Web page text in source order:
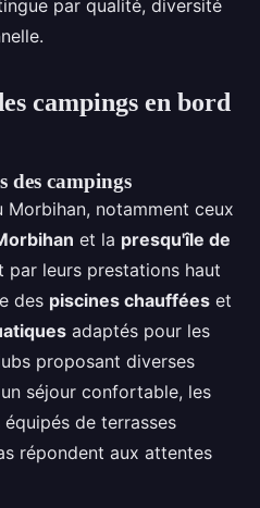
par qualité, diversité
campings en bord
des campings
Morbihan, notamment ceux
et la presqu'île de
par leurs prestations haut
des piscines chauffées et
adaptés pour les
proposant diverses
séjour confortable, les
équipés de terrasses
répondent aux attentes